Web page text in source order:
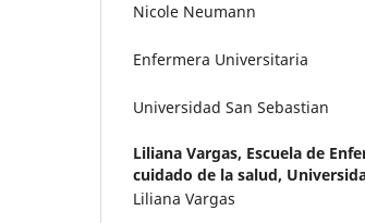
Nicole Neumann
Enfermera Universitaria
Universidad San Sebastian
Liliana Vargas, Escuela de
cuidado de la salud,
Liliana Vargas